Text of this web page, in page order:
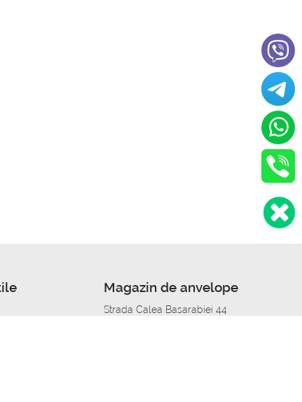
Magazin de anvelope
Strada Calea Basarabiei 44